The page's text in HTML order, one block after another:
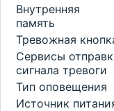
Внутренняя
память
Тревожная
Сервисы
сигнала тревоги
Тип оповещения
Источник